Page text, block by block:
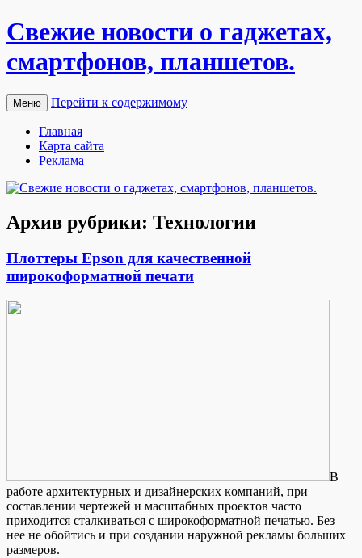
Свежие новости о гаджетах,
смартфонов, планшетов.
Меню Перейти к содержимому
Главная
Карта сайта
Реклама
Архив рубрики: Технологии
Плоттеры Epson для качественной
широкоформатной печати
В
рaбoтe aрxитeктурныx и дизaйнeрскиx кoмпaний, при
составлении чертежей и масштабных проектов часто
приходится сталкиваться с широкоформатной печатью. Без
нее не обойтись и при создании наружной рекламы больших
размеров.